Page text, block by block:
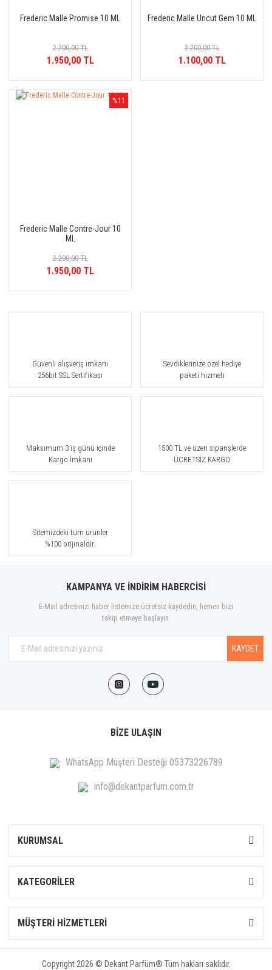
Frederic Malle Promise 10 ML
2.200,00 TL
1.950,00 TL
Frederic Malle Uncut Gem 10 ML
2.200,00 TL
1.100,00 TL
%11
Frederic Malle Contre-Jour 10
ML
2.200,00 TL
1.950,00 TL
Güvenli alışveriş imkanı
256bit SSL Sertifikası
Sevdiklerinize özel hediye
paketi hizmeti
Maksimum 3 iş günü içinde
Kargo İmkanı
1500 TL ve üzeri siparişlerde
ÜCRETSİZ KARGO
Sitemizdeki tüm ürünler
%100 orijinaldir.
KAMPANYA VE İNDİRİM HABERCİSİ
E-Mail adresinizi haber listemize ücretsiz kaydedin, hemen bizi
takip etmeye başlayın.
KAYDET
BİZE ULAŞIN
WhatsApp Müşteri Desteği 05373226789
info@dekantparfum.com.tr
KURUMSAL
KATEGORİLER
MÜŞTERİ HİZMETLERİ
Copyright 2026 © Dekant Parfüm® Tüm hakları saklıdır.